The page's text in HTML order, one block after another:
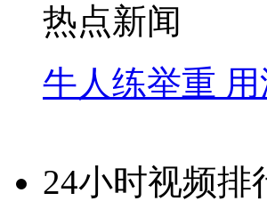
热点新闻
牛人练举重
24小时视频排